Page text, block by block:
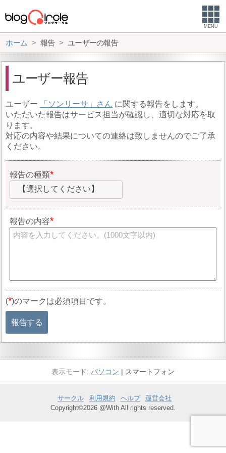
MENU
ホーム 報告 ユーザーの報告
ユーザー報告
ユーザー ソンリーサ
に関する報告をします。
いただいた報告はサービス担当が確認し、適切な対応を取
ります。
対応の内容や結果についての連絡は致しませんのでご了承
ください。
報告の種類
【選択してください】
報告の内容
(*)のマークは必須項目です。
報告する
パソコン スマートフォン
サークル 利用規約 ヘルプ
運営会社
Copyright©2026 @With All rights reserved.